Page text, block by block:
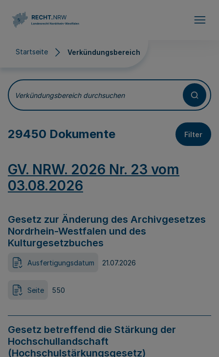
Startseite Verkündungsbereich
Verkündungsbereich
Verkündungsbereich durchsuchen
29450 Dokumente Filter
GV. NRW. 2026 Nr. 23 vom
03.08.2026
Gesetz zur Änderung des Archivgesetzes
Nordrhein-Westfalen und des
Kulturgesetzbuches
Ausfertigungsdatum 21.07.2026
Seite 550
Gesetz betreffend die Stärkung der
Hochschullandschaft
(Hochschulstärkungsgesetz)